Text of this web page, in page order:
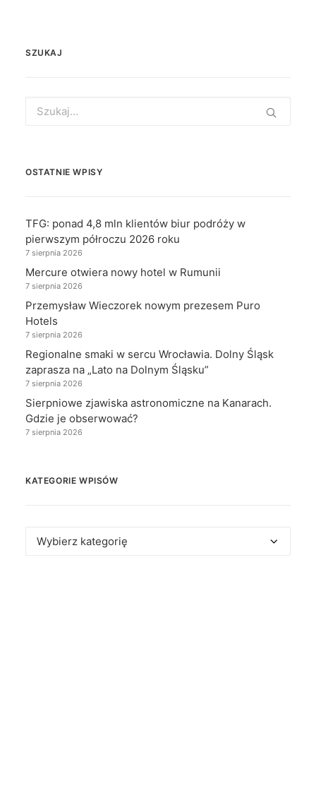
SZUKAJ
for:
OSTATNIE WPISY
TFG: ponad 4,8 mln klientów biur podróży w
pierwszym półroczu 2026 roku
7 sierpnia 2026
Mercure otwiera nowy hotel w Rumunii
7 sierpnia 2026
Przemysław Wieczorek nowym prezesem Puro
Hotels
7 sierpnia 2026
Regionalne smaki w sercu Wrocławia. Dolny Śląsk
zaprasza na „Lato na Dolnym Śląsku”
7 sierpnia 2026
Sierpniowe zjawiska astronomiczne na Kanarach.
Gdzie je obserwować?
7 sierpnia 2026
KATEGORIE WPISÓW
Kategorie